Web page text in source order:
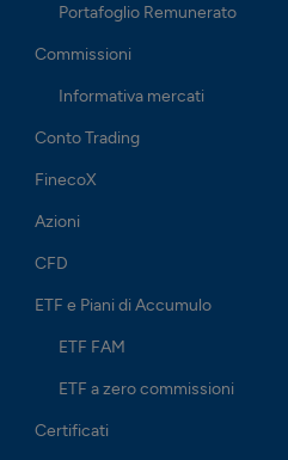
Portafoglio Remunerato
Commissioni
Informativa mercati
Conto Trading
FinecoX
Azioni
CFD
ETF e Piani di Accumulo
ETF FAM
ETF a zero commissioni
Certificati